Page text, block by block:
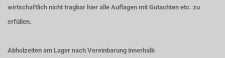
wirtschaftlich nicht tragbar hier alle Auflagen mit Gutachten etc. zu
erfüllen.
Abholzeiten am Lager nach Vereinbarung innerhalb